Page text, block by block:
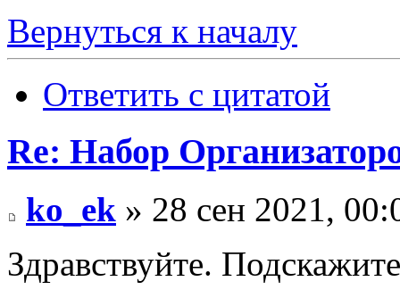
Вернуться к началу
Ответить с цитатой
Re: Набор
ko_ek » 28 сен 2021,
Здравствуйте.